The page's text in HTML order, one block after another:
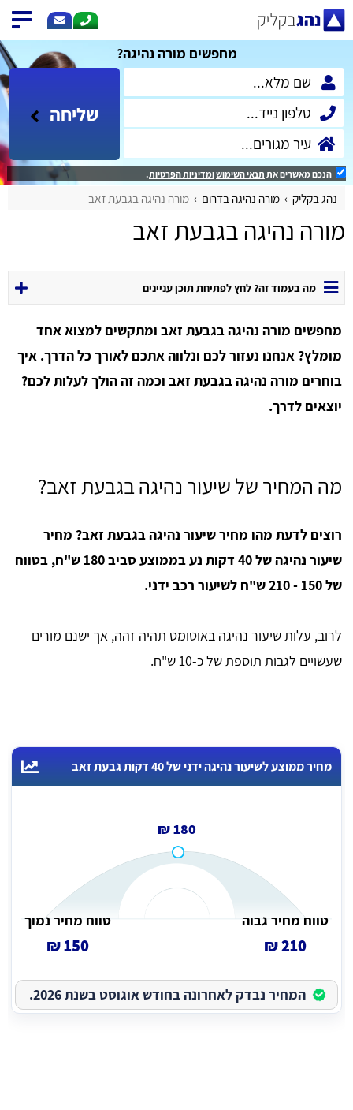
מחפשים מורה נהיגה?
שליחה
הנכם מאשרים את תנאי השימושומדיניות הפרטיות.
נהג בקליק מורה נהיגה בדרום מורה נהיגה בגבעת זאב
מורה נהיגה בגבעת זאב
מה בעמוד זה? לחץ לפתיחת תוכן עניינים
מחפשים מורה נהיגה בגבעת זאב ומתקשים למצוא אחד
מומלץ? אנחנו נעזור לכם ונלווה אתכם לאורך כל הדרך. איך
בוחרים מורה נהיגה בגבעת זאב וכמה זה הולך לעלות לכם?
יוצאים לדרך.
מה המחיר של שיעור נהיגה בגבעת זאב?
רוצים לדעת מהו מחיר שיעור נהיגה בגבעת זאב? מחיר
שיעור נהיגה של 40 דקות נע בממוצע סביב 180 ש"ח, בטווח
של 150 - 210 ש"ח לשיעור רכב ידני.
לרוב, עלות שיעור נהיגה באוטומט תהיה זהה, אך ישנם מורים
שעשויים לגבות תוספת של כ-10 ש"ח.
מחיר ממוצע לשיעור נהיגה ידני של 40 דקות גבעת זאב
180 ₪
טווח מחיר גבוה
210 ₪
טווח מחיר נמוך
150 ₪
המחיר נבדק לאחרונה בחודש אוגוסט בשנת 2026.